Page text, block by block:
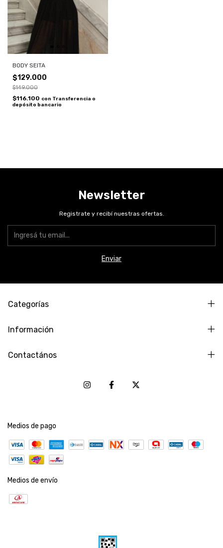
BODY SEITA
$129.000
$149.000
$116.100 con Transferencia o
depósito bancario
Newsletter
Registrate y recibí nuestras ofertas.
Categorías
Información
Contactános
Medios de pago
Medios de envío